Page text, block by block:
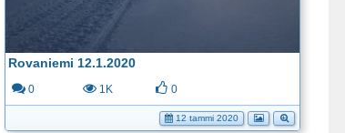
Rovaniemi 12.1.2020
0 1K 0
12 tammi 2020